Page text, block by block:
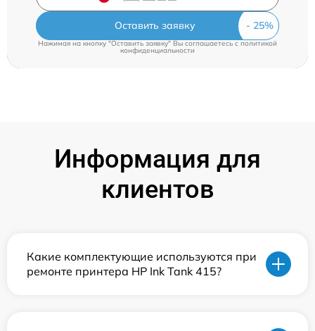
Оставить заявку
Нажимая на кнопку "Оставить заявку" Вы соглашаетесь c политикой
конфиденциальности
Информация для
клиентов
Какие комплектующие используются при
ремонте принтера HP Ink Tank 415?